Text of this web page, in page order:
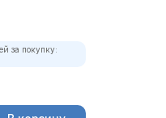
за покупку: